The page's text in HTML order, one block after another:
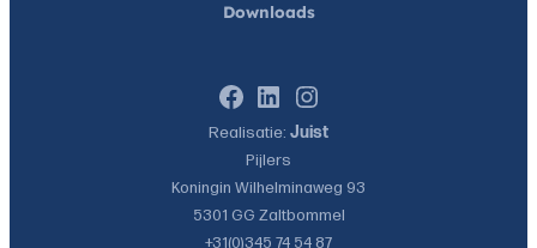
Pijlers
Koningin Wilhelminaweg 93
5301 GG Zaltbommel
+31(0)345 74 54 87
Downloads
Realisatie: Juist
Facebook
LinkedIn
Instagram